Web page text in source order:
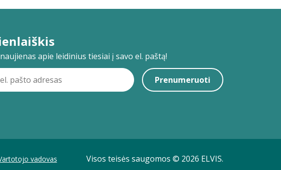
apie leidinius tiesiai į savo el. paštą!
Prenumeruoti
Visos teisės saugomos © 2026 ELVIS.
vadovas